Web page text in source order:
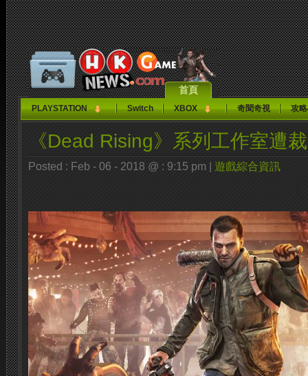
首頁
PLAYSTATION Switch XBOX 奇聞奇視 攻
《Dead Rising》系列工作室遭
Posted : Feb - 06 - 2018 @ : 9:15 pm | 遊戲綜合資訊